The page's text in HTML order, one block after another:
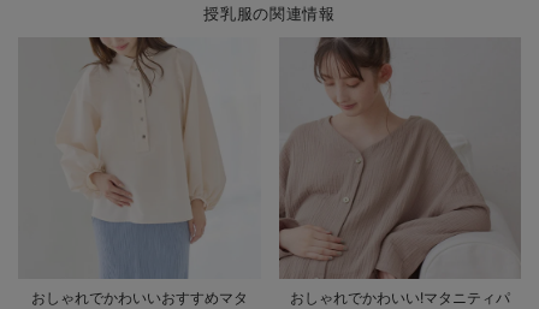
授乳服の関連情報
おしゃれでかわいいおすすめマタ
おしゃれでかわいい!マタニティパ